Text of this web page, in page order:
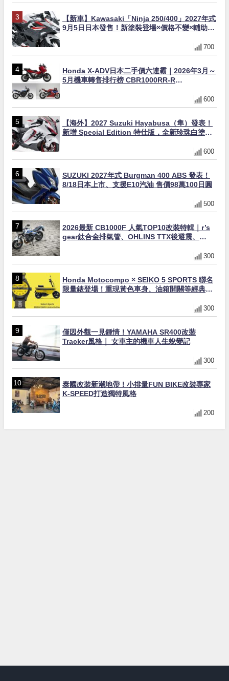
【新車】Kawasaki「Ninja 250/400」2027年式
9月5日日本發售！新塗裝登場×價格不變×輔助滑
700
Honda X-ADV日本二手價六連霸｜2026年3月～
5月機車轉售排行榜 CBR1000RR-R
600
【海外】2027 Suzuki Hayabusa（隼）發表！
新增 Special Edition 特仕版，全新珍珠白塗裝
600
SUZUKI 2027年式 Burgman 400 ABS 發表！
8/18日本上市、支援E10汽油 售價98萬100日圓
500
2026最新 CB1000F 人氣TOP10改裝特輯｜r’s
gear鈦合金排氣管、OHLINS TTX後避震、
300
Honda Motocompo × SEIKO 5 SPORTS 聯名
限量錶登場！重現黃色車身、油箱開關等經典設
300
僅因外觀一見鍾情！YAMAHA SR400改裝
Tracker風格｜ 女車主的機車人生蛻變記
300
泰國改裝新潮地帶！小排量FUN BIKE改裝專家
K-SPEED打造獨特風格
200